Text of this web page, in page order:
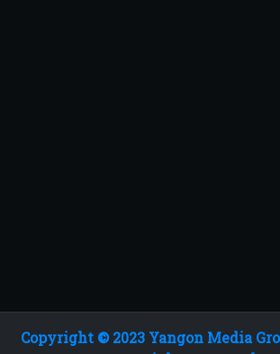
Copyright © 2023 Yangon Media